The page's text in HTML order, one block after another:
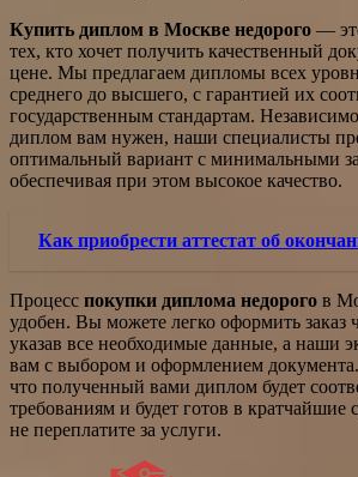
Купить диплом в Москве недорого —
тех, кто хочет получить качественный
цене. Мы предлагаем дипломы всех
среднего до высшего, с гарантией их
государственным стандартам.
диплом вам нужен, наши специалисты
оптимальный вариант с минимальными
обеспечивая при этом высокое качество.
Как приобрести аттестат об
Процесс покупки диплома недорого в
удобен. Вы можете легко оформить заказ
указав все необходимые данные, а наши
вам с выбором и оформлением
что полученный вами диплом будет
требованиям и будет готов в кратчайшие
не переплатите за услуги.